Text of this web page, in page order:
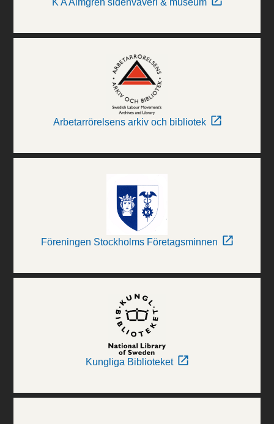
Arbetarrörelsens arkiv och bibliotek
Föreningen Stockholms Företagsminnen
Kungliga Biblioteket